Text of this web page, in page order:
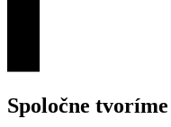
Spoločne